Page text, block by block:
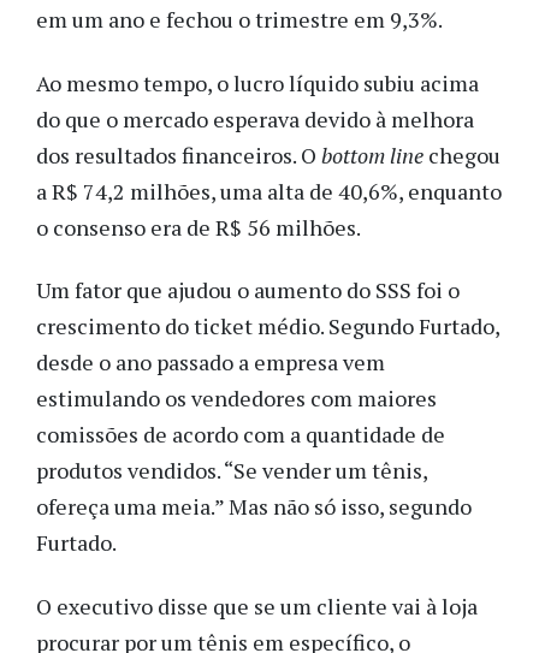
em um ano e fechou o trimestre em 9,3%.
Ao mesmo tempo, o lucro líquido subiu acima
do que o mercado esperava devido à melhora
dos resultados financeiros. O bottom line chegou
a R$ 74,2 milhões, uma alta de 40,6%, enquanto
o consenso era de R$ 56 milhões.
Um fator que ajudou o aumento do SSS foi o
crescimento do ticket médio. Segundo Furtado,
desde o ano passado a empresa vem
estimulando os vendedores com maiores
comissões de acordo com a quantidade de
produtos vendidos. “Se vender um tênis,
ofereça uma meia.” Mas não só isso, segundo
Furtado.
O executivo disse que se um cliente vai à loja
procurar por um tênis em específico, o